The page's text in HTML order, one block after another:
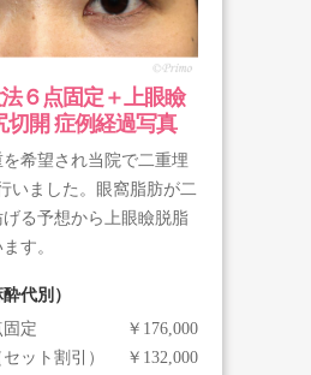
６点固定＋上眼瞼
切開 症例経過写真
希望され当院で二重埋
いました。眼窩脂肪が二
る予想から上眼瞼脱脂
す。
代別）
定
￥176,000
ット割引）
￥132,000